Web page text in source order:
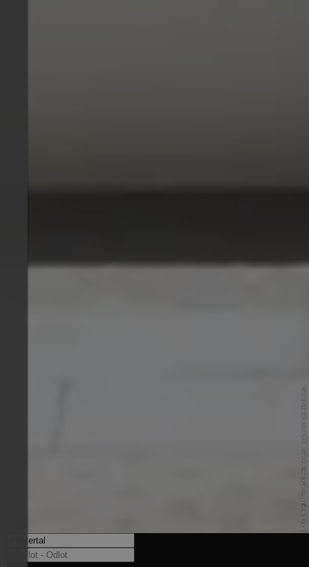
© IDM Südtirol-Alto Adige / Manuel Kottersteger - www.idm-suedtirol.com